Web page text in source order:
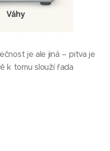
je ale jiná – pitva je
k tomu slouží řada